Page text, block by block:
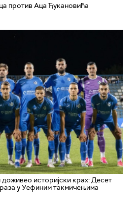
против Аца Ђукановића
историјски крах: Десет
у Уефиним такмичењима